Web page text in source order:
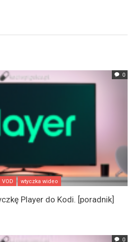
0
VOD wtyczka wideo
Player do Kodi. [poradnik]
0